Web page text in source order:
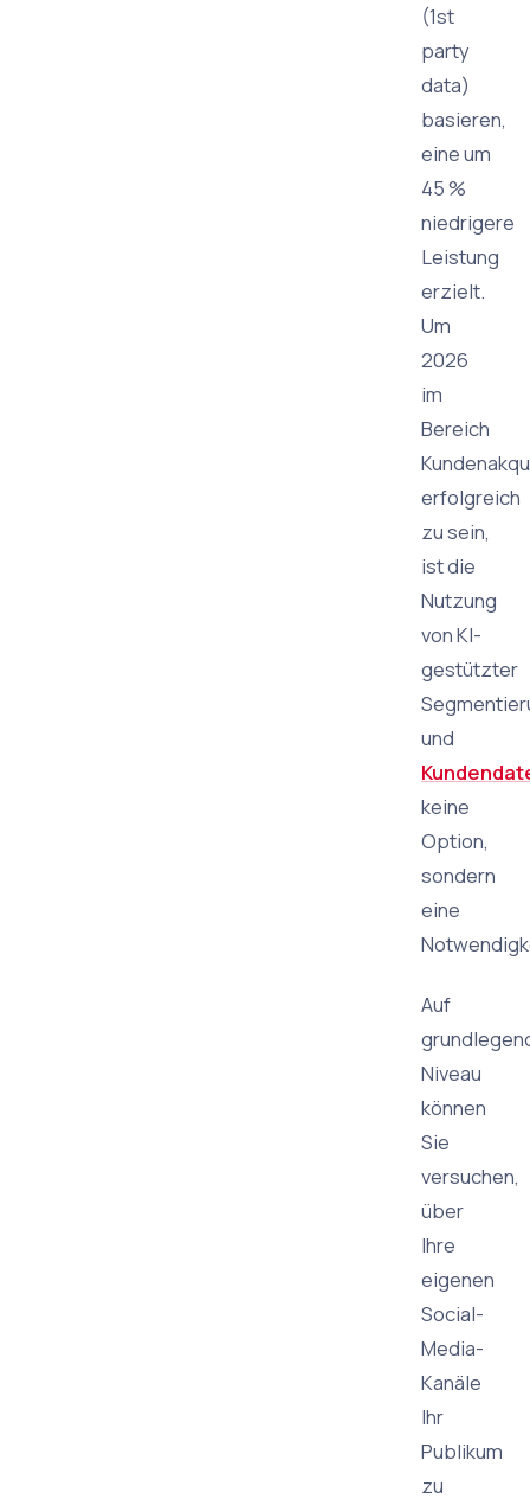
(1st
party
data)
basieren,
eine um
45 %
niedrigere
Leistung
erzielt.
Um
2026
im
Bereich
erfolgreich
zu sein,
ist die
Nutzung
von KI-
gestützter
und
keine
Option,
sondern
eine
Auf
Niveau
können
Sie
versuchen,
über
Ihre
eigenen
Social-
Media-
Kanäle
Ihr
Publikum
zu